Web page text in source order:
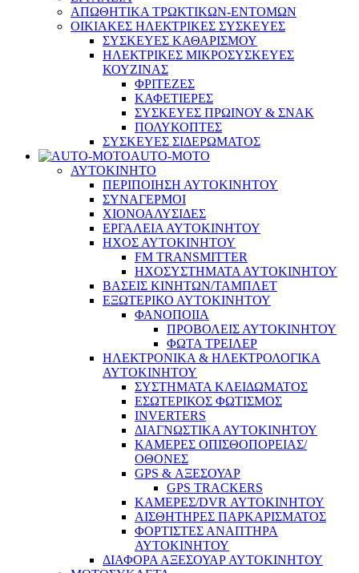
ΑΠΩΘΗΤΙΚΑ ΤΡΩΚΤΙΚΩΝ-ΕΝΤΟΜΩΝ
ΟΙΚΙΑΚΕΣ ΗΛΕΚΤΡΙΚΕΣ ΣΥΣΚΕΥΕΣ
ΣΥΣΚΕΥΕΣ ΚΑΘΑΡΙΣΜΟΥ
ΗΛΕΚΤΡΙΚΕΣ ΜΙΚΡΟΣΥΣΚΕΥΕΣ
ΚΟΥΖΙΝΑΣ
ΦΡΙΤΕΖΕΣ
ΚΑΦΕΤΙΕΡΕΣ
ΣΥΣΚΕΥΕΣ ΠΡΩΙΝΟΥ & ΣΝΑΚ
ΠΟΛΥΚΟΠΤΕΣ
ΣΥΣΚΕΥΕΣ ΣΙΔΕΡΩΜΑΤΟΣ
AUTO-MOTO
ΑΥΤΟΚΙΝΗΤΟ
ΠΕΡΙΠΟΙΗΣΗ ΑΥΤΟΚΙΝΗΤΟΥ
ΣΥΝΑΓΕΡΜΟΙ
ΧΙΟΝΟΑΛΥΣΙΔΕΣ
ΕΡΓΑΛΕΙΑ ΑΥΤΟΚΙΝΗΤΟΥ
ΗΧΟΣ ΑΥΤΟΚΙΝΗΤΟΥ
FM TRANSMITTER
ΗΧΟΣΥΣΤΗΜΑΤΑ ΑΥΤΟΚΙΝΗΤΟΥ
ΒΑΣΕΙΣ ΚΙΝΗΤΩΝ/ΤΑΜΠΛΕΤ
ΕΞΩΤΕΡΙΚΟ ΑΥΤΟΚΙΝΗΤΟΥ
ΦΑΝΟΠΟΙΙΑ
ΠΡΟΒΟΛΕΙΣ ΑΥΤΟΚΙΝΗΤΟΥ
ΦΩΤΑ ΤΡΕΙΛΕΡ
ΗΛΕΚΤΡΟΝΙΚΑ & ΗΛΕΚΤΡΟΛΟΓΙΚΑ
ΑΥΤΟΚΙΝΗΤΟΥ
ΣΥΣΤΗΜΑΤΑ ΚΛΕΙΔΩΜΑΤΟΣ
ΕΣΩΤΕΡΙΚΟΣ ΦΩΤΙΣΜΟΣ
INVERTERS
ΔΙΑΓΝΩΣΤΙΚΑ ΑΥΤΟΚΙΝΗΤΟΥ
ΚΑΜΕΡΕΣ ΟΠΙΣΘΟΠΟΡΕΙΑΣ/
ΟΘΟΝΕΣ
GPS & ΑΞΕΣΟΥΑΡ
GPS TRACKERS
ΚΑΜΕΡΕΣ/DVR ΑΥΤΟΚΙΝΗΤΟΥ
ΑΙΣΘΗΤΗΡΕΣ ΠΑΡΚΑΡΙΣΜΑΤΟΣ
ΦΟΡΤΙΣΤΕΣ ΑΝΑΠΤΗΡΑ
ΑΥΤΟΚΙΝΗΤΟΥ
ΔΙΑΦΟΡΑ ΑΞΕΣΟΥΑΡ ΑΥΤΟΚΙΝΗΤΟΥ